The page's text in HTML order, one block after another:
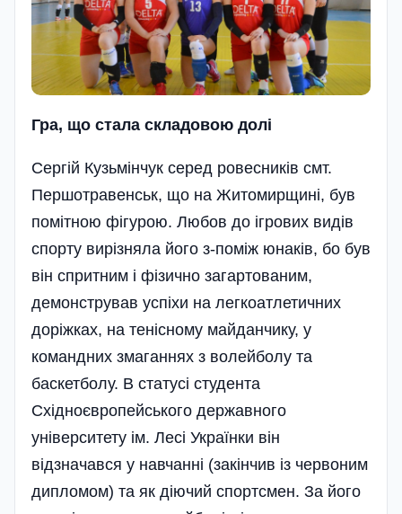
Гра, що стала складовою долі
Сергій Кузьмінчук серед ровесників смт.
Першотравенськ, що на Житомирщині, був
помітною фігурою. Любов до ігрових видів
спорту вирізняла його з-поміж юнаків, бо був
він спритним і фізично загартованим,
демонстрував успіхи на легкоатлетичних
доріжках, на тенісному майданчику, у
командних змаганнях з волейболу та
баскетболу. В статусі студента
Східноєвропейського державного
університету ім. Лесі Українки він
відзначався у навчанні (закінчив із червоним
дипломом) та як діючий спортсмен. За його